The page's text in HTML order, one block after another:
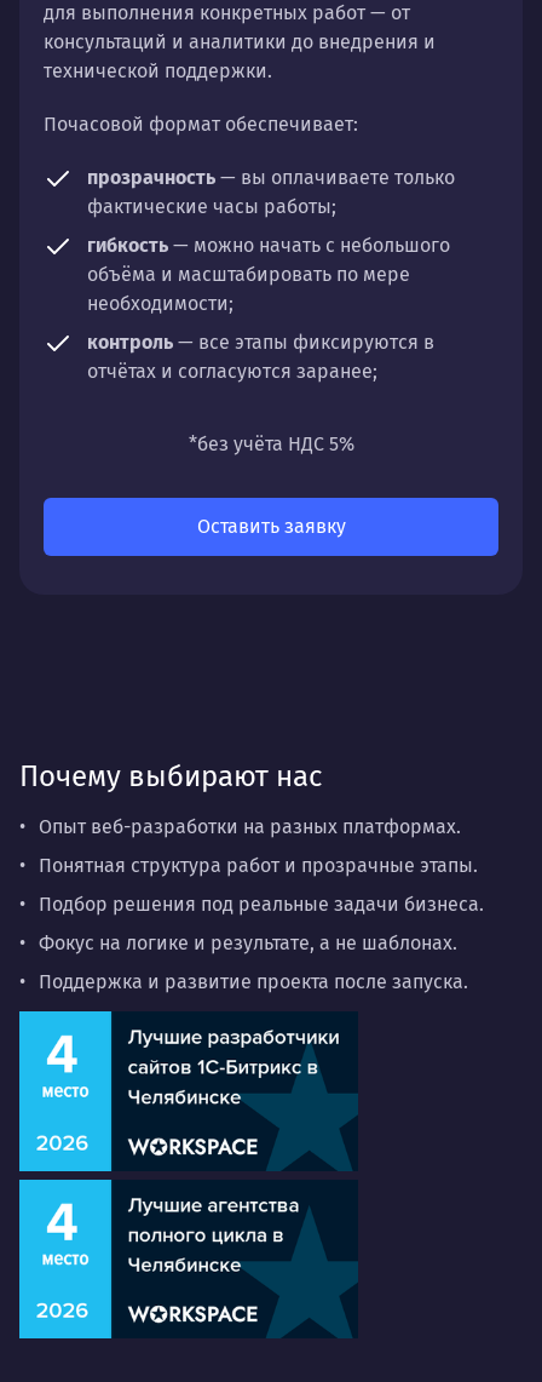
для выполнения конкретных работ — от
консультаций и аналитики до внедрения и
технической поддержки.
Почасовой формат обеспечивает:
прозрачность — вы оплачиваете только
фактические часы работы;
гибкость — можно начать с небольшого
объёма и масштабировать по мере
необходимости;
контроль — все этапы фиксируются в
отчётах и согласуются заранее;
направлений: стратегии, настройки,
*без учёта НДС 5%
Оставить заявку
Почему выбирают нас
Опыт веб-разработки на разных платформах.
Понятная структура работ и прозрачные этапы.
Подбор решения под реальные задачи бизнеса.
Фокус на логике и результате, а не шаблонах.
Поддержка и развитие проекта после запуска.